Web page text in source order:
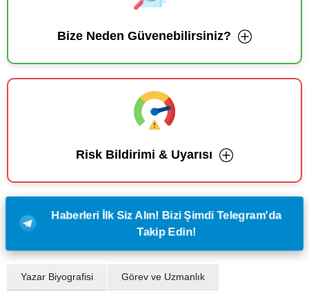
Bize Neden Güvenebilirsiniz?
Risk Bildirimi & Uyarısı
Haberleri İlk Siz Alın! Bizi Şimdi Telegram'da
Takip Edin!
Yazar Biyografisi Görev ve Uzmanlık